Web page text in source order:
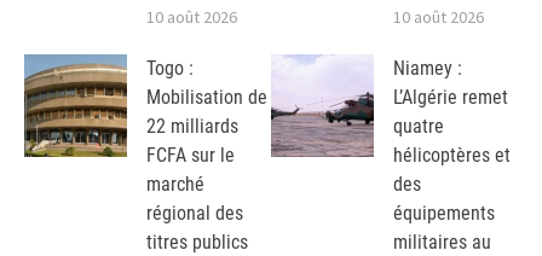
10 août 2026 10 août 2026
Togo :
Mobilisation de
22 milliards
FCFA sur le
marché
régional des
titres publics
Niamey :
L’Algérie remet
quatre
hélicoptères et
des
équipements
militaires au